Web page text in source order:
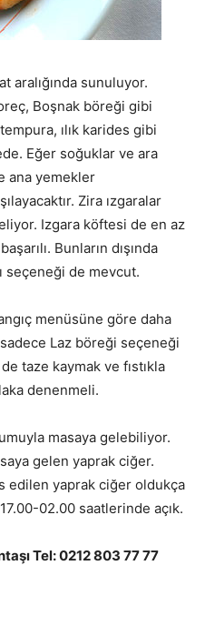
aralığında sunuluyor.
Boşnak böreği gibi
ılık karides gibi
Eğer soğuklar ve ara
ana yemekler
Zira ızgaralar
Izgara köftesi de en az
Bunların dışında
seçeneği de mevcut.
menüsüne göre daha
Laz böreği seçeneği
taze kaymak ve fıstıkla
denenmeli.
masaya gelebiliyor.
gelen yaprak ciğer.
edilen yaprak ciğer oldukça
02.00 saatlerinde açık.
Tel: 0212 803 77 77